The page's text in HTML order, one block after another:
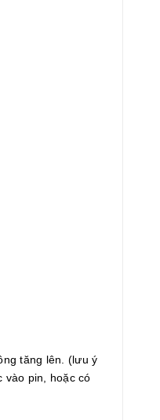
tăng lên. (lưu ý
vào pin, hoặc có